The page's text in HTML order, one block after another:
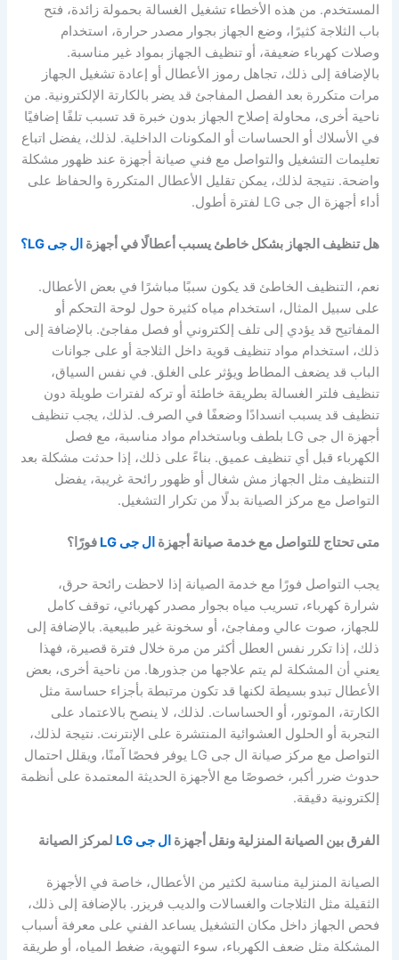
المستخدم. من هذه الأخطاء تشغيل الغسالة بحمولة زائدة، فتح
باب الثلاجة كثيرًا، وضع الجهاز بجوار مصدر حرارة، استخدام
وصلات كهرباء ضعيفة، أو تنظيف الجهاز بمواد غير مناسبة.
بالإضافة إلى ذلك، تجاهل رموز الأعطال أو إعادة تشغيل الجهاز
مرات متكررة بعد الفصل المفاجئ قد يضر بالكارتة الإلكترونية. من
ناحية أخرى، محاولة إصلاح الجهاز بدون خبرة قد تسبب تلفًا إضافيًا
في الأسلاك أو الحساسات أو المكونات الداخلية. لذلك، يفضل اتباع
تعليمات التشغيل والتواصل مع فني صيانة أجهزة عند ظهور مشكلة
واضحة. نتيجة لذلك، يمكن تقليل الأعطال المتكررة والحفاظ على
أداء أجهزة ال جى LG لفترة أطول.
هل تنظيف الجهاز بشكل خاطئ يسبب أعطالًا في أجهزة ال جى LG؟
نعم، التنظيف الخاطئ قد يكون سببًا مباشرًا في بعض الأعطال.
على سبيل المثال، استخدام مياه كثيرة حول لوحة التحكم أو
المفاتيح قد يؤدي إلى تلف إلكتروني أو فصل مفاجئ. بالإضافة إلى
ذلك، استخدام مواد تنظيف قوية داخل الثلاجة أو على جوانات
الباب قد يضعف المطاط ويؤثر على الغلق. في نفس السياق،
تنظيف فلتر الغسالة بطريقة خاطئة أو تركه لفترات طويلة دون
تنظيف قد يسبب انسدادًا وضعفًا في الصرف. لذلك، يجب تنظيف
أجهزة ال جى LG بلطف وباستخدام مواد مناسبة، مع فصل
الكهرباء قبل أي تنظيف عميق. بناءً على ذلك، إذا حدثت مشكلة بعد
التنظيف مثل الجهاز مش شغال أو ظهور رائحة غريبة، يفضل
التواصل مع مركز الصيانة بدلًا من تكرار التشغيل.
متى تحتاج للتواصل مع خدمة صيانة أجهزة ال جى LG فورًا؟
يجب التواصل فورًا مع خدمة الصيانة إذا لاحظت رائحة حرق،
شرارة كهرباء، تسريب مياه بجوار مصدر كهربائي، توقف كامل
للجهاز، صوت عالي ومفاجئ، أو سخونة غير طبيعية. بالإضافة إلى
ذلك، إذا تكرر نفس العطل أكثر من مرة خلال فترة قصيرة، فهذا
يعني أن المشكلة لم يتم علاجها من جذورها. من ناحية أخرى، بعض
الأعطال تبدو بسيطة لكنها قد تكون مرتبطة بأجزاء حساسة مثل
الكارتة، الموتور، أو الحساسات. لذلك، لا ينصح بالاعتماد على
التجربة أو الحلول العشوائية المنتشرة على الإنترنت. نتيجة لذلك،
التواصل مع مركز صيانة ال جى LG يوفر فحصًا آمنًا، ويقلل احتمال
حدوث ضرر أكبر، خصوصًا مع الأجهزة الحديثة المعتمدة على أنظمة
إلكترونية دقيقة.
الفرق بين الصيانة المنزلية ونقل أجهزة ال جى LG لمركز الصيانة
الصيانة المنزلية مناسبة لكثير من الأعطال، خاصة في الأجهزة
الثقيلة مثل الثلاجات والغسالات والديب فريزر. بالإضافة إلى ذلك،
فحص الجهاز داخل مكان التشغيل يساعد الفني على معرفة أسباب
المشكلة مثل ضعف الكهرباء، سوء التهوية، ضغط المياه، أو طريقة